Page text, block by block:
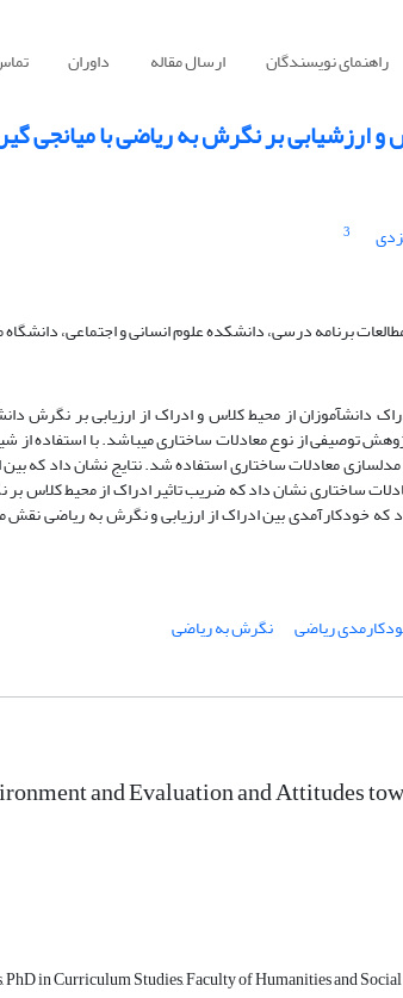
راهنمای نویسندگان ارسال مقاله داوران
و ارزشیابی بر نگرش به ریاضی با میانجی‏
3
برنامه درسی، دانشکده علوم انسانی و اجتماعی، دانشگاه
دانش‏آموزان از محیط کلاس و ادراک از ارزیابی بر نگرش
معادلات ساختاری استفاده شد. نتایج نشان داد که
ساختاری نشان داد که ضریب تاثیر ادراک از محیط کلاس بر
که خودکارآمدی بین ادراک از ارزیابی و نگرش به ریاضی
ریاضی
نگرش به ریاضی
and Evaluation and Attitudes
in Curriculum Studies, Faculty of Humanities and